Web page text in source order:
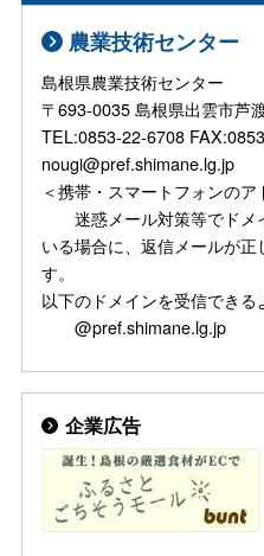
農業技術センター
島根県農業技術センター
〒693-0035 島根県出雲市芦
TEL:0853-22-6708
nougi@pref.shimane.lg.jp
＜携帯・スマートフォンの
迷惑メール対策等でドメ
いる場合に、返信メールが
す。
以下のドメインを受信できる
@pref.shimane.lg.jp
企業広告